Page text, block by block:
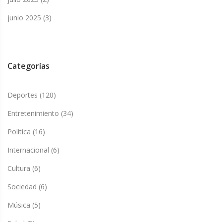
junio 2025 (3)
Categorías
Deportes (120)
Entretenimiento (34)
Política (16)
Internacional (6)
Cultura (6)
Sociedad (6)
Música (5)